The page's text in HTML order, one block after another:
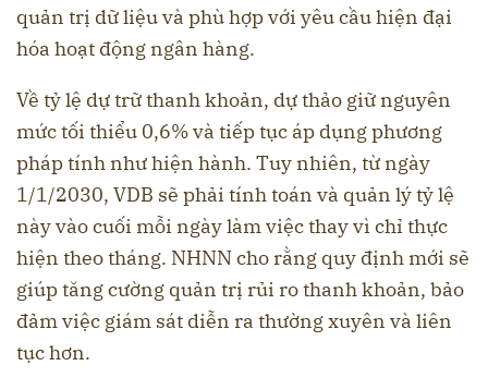
quản trị dữ liệu và phù hợp với yêu cầu hiện đại
hóa hoạt động ngân hàng.
Về tỷ lệ dự trữ thanh khoản, dự thảo giữ nguyên
mức tối thiểu 0,6% và tiếp tục áp dụng phương
pháp tính như hiện hành. Tuy nhiên, từ ngày
1/1/2030, VDB sẽ phải tính toán và quản lý tỷ lệ
này vào cuối mỗi ngày làm việc thay vì chỉ thực
hiện theo tháng. NHNN cho rằng quy định mới sẽ
giúp tăng cường quản trị rủi ro thanh khoản, bảo
đảm việc giám sát diễn ra thường xuyên và liên
tục hơn.